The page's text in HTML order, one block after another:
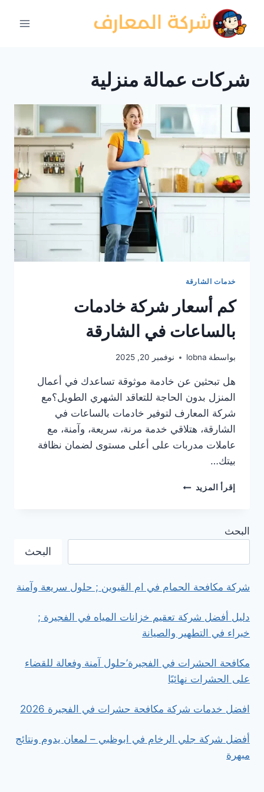
المحتوى
شركات عمالة منزلية
خدمات الشارقة
كم أسعار شركة خادمات
بالساعات في الشارقة
بواسطة lobna نوفمبر 20, 2025
هل تبحثين عن خادمة موثوقة تساعدك في أعمال
المنزل بدون الحاجة للتعاقد الشهري الطويل؟مع
شركة المعارف لتوفير خادمات بالساعات في
الشارقة، هتلاقي خدمة مرنة، سريعة، وآمنة، مع
عاملات مدربات على أعلى مستوى لضمان نظافة
بيتك…
إقرأ المزيد
البحث
البحث
شركة مكافحة الحمام في ام القيوين ; حلول سريعة وآمنة
دليل أفضل شركة تعقيم خزانات المياه في الفجيرة ;
خبراء في التطهير والصيانة
مكافحة الحشرات في الفجيرة’حلول آمنة وفعالة للقضاء
على الحشرات نهائيًا
افضل خدمات شركة مكافحة حشرات في الفجيرة 2026
أفضل شركة جلي الرخام في ابوظبي – لمعان يدوم ونتائج
مبهرة